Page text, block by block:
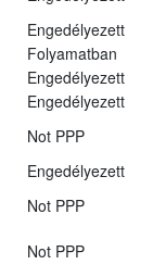
Engedélyezett
Folyamatban
Engedélyezett
Engedélyezett
Not PPP
Engedélyezett
Not PPP
Not PPP